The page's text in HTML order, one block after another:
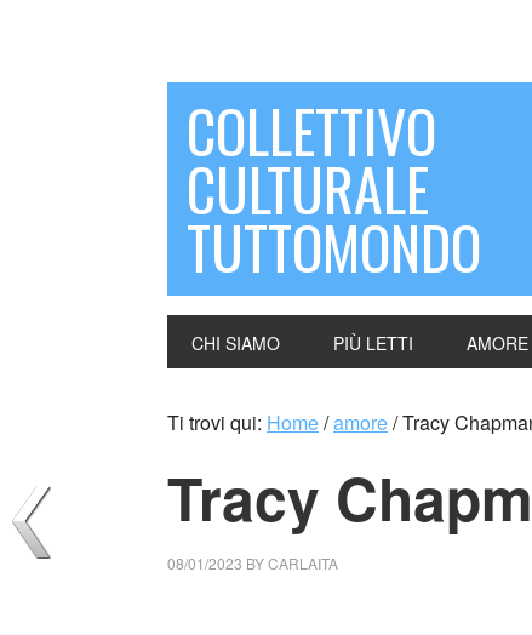
COLLETTIVO
CULTURALE
TUTTOMONDO
CHI SIAMO PIÙ LETTI AMORE
Ti trovi qui: Home/amore/Tracy
Tracy
08/01/2023 BYCARLAITA